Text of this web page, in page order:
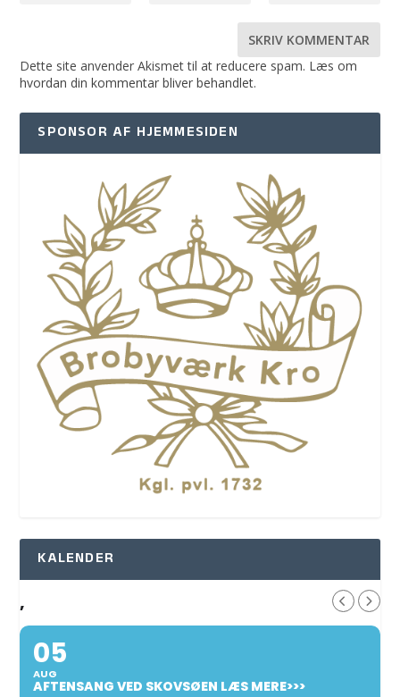
Dette site anvender Akismet til at reducere spam. Læs om
hvordan din kommentar bliver behandlet.
SPONSOR AF HJEMMESIDEN
KALENDER
,
05
AUG
AFTENSANG VED SKOVSØEN LÆS MERE>>>